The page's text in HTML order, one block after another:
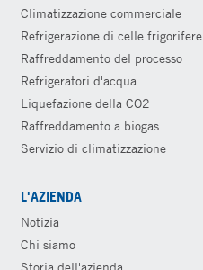
Climatizzazione commerciale
Refrigerazione di celle frigorifere
Raffreddamento del processo
Refrigeratori d'acqua
Liquefazione della CO2
Raffreddamento a biogas
Servizio di climatizzazione
L'AZIENDA
Notizia
Chi siamo
Storia dell'azienda